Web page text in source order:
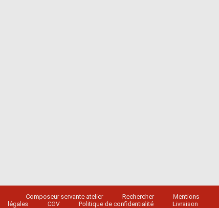
Composeur servante atelier Rechercher
Mentions
légales
CGV Politique de confidentialité Livraison